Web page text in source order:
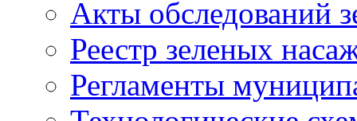
Акты обследований
Реестр зеленых
Регламенты